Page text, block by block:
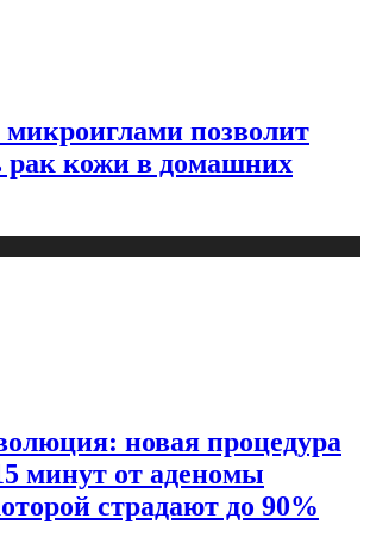
позволит
рак кожи в домашних
новая процедура
минут от аденомы
страдают до 90%